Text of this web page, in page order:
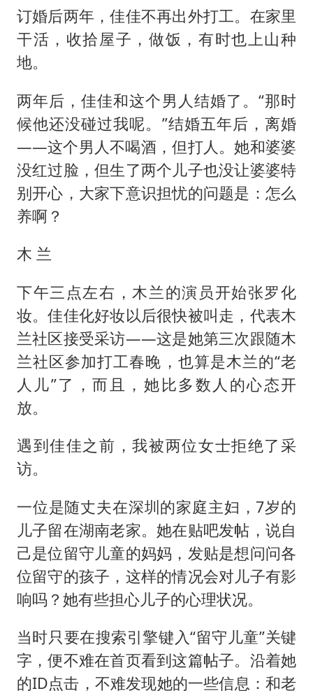
订婚后两年，佳佳不再出外打工。在家里
干活，收拾屋子，做饭，有时也上山种
地。
两年后，佳佳和这个男人结婚了。“那时
候他还没碰过我呢。”结婚五年后，离婚
——这个男人不喝酒，但打人。她和婆婆
没红过脸，但生了两个儿子也没让婆婆特
别开心，大家下意识担忧的问题是：怎么
养啊？
木 兰
下午三点左右，木兰的演员开始张罗化
妆。佳佳化好妆以后很快被叫走，代表木
兰社区接受采访——这是她第三次跟随木
兰社区参加打工春晚，也算是木兰的“老
人儿”了，而且，她比多数人的心态开
放。
遇到佳佳之前，我被两位女士拒绝了采
访。
一位是随丈夫在深圳的家庭主妇，7岁的
儿子留在湖南老家。她在贴吧发帖，说自
己是位留守儿童的妈妈，发贴是想问问各
位留守的孩子，这样的情况会对儿子有影
响吗？她有些担心儿子的心理状况。
当时只要在搜索引擎键入“留守儿童”关键
字，便不难在首页看到这篇帖子。沿着她
的ID点击，不难发现她的一些信息：和老